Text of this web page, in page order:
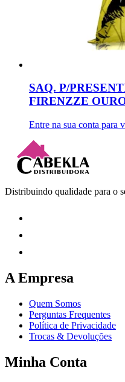
SAQ. P/
FIRENZZE
Entre na sua conta para
Distribuindo qualidade para o
A Empresa
Quem Somos
Perguntas Frequentes
Política de Privacidade
Trocas & Devoluções
Minha Conta